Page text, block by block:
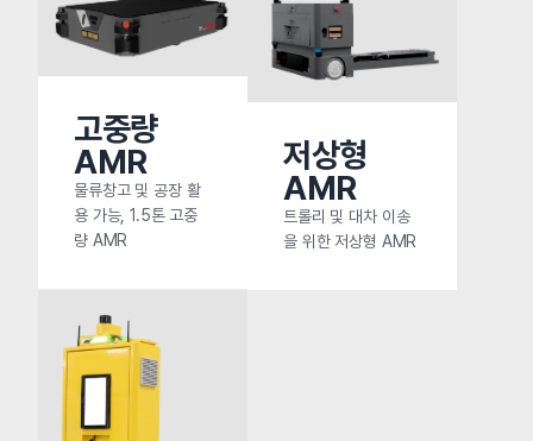
고중량
AMR
물류창고 및 공장 활
용 가능, 1.5톤 고중
량 AMR
저상형
AMR
트롤리 및 대차 이송
을 위한 저상형 AMR